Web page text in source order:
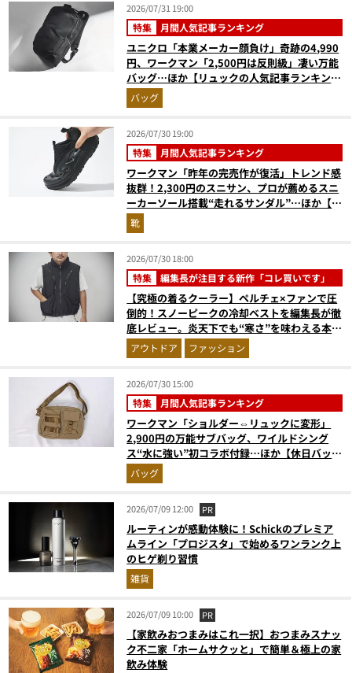
2026/07/31 19:00
特集 月間人気記事ランキング
ユニクロ「本業メーカー顔負け」奇跡の4,990
円、ワークマン「2,500円は反則級」凄い万能
バッグ…ほか【リュックの人気記事ランキング
ベスト3】（2026年6月版）
バッグ
2026/07/30 19:00
特集 月間人気記事ランキング
ワークマン「昨年の完売作が復活」トレンド感
抜群！2,300円のスニサン、プロが薦めるスニ
ーカーソール搭載“走れるサンダル”…ほか【夏
シューズの人気記事ランキングベスト3】
（2026年6月版）
靴
2026/07/30 18:00
特集 編集長が注目する新作「コレ買いです」
【究極の着るクーラー】ペルチェ×ファンで圧
倒的！スノーピークの冷却ベストを編集長が徹
底レビュー。炎天下でも“寒さ”を味わえる本気
のギア『コレ買いです』Vol.172
アウトドア ファッション
2026/07/30 15:00
特集 月間人気記事ランキング
ワークマン「ショルダー⇔リュックに変形」
2,900円の万能サブバッグ、ワイルドシング
ス“水に強い”初コラボ付録…ほか【休日バッグ
の人気記事ランキングベスト3】（2026年6月
版）
バッグ
2026/07/09 12:00 PR
ルーティンが感動体験に！Schickのプレミア
ムライン「プロジスタ」で始めるワンランク上
のヒゲ剃り習慣
雑貨
2026/07/09 10:00 PR
【家飲みおつまみはこれ一択】おつまみスナッ
ク不二家「ホームサクッと」で簡単＆極上の家
飲み体験